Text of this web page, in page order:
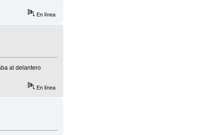
En línea
al delantero
En línea